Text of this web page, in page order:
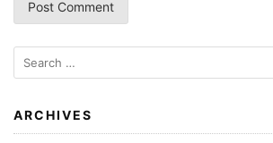
Search
for:
ARCHIVES